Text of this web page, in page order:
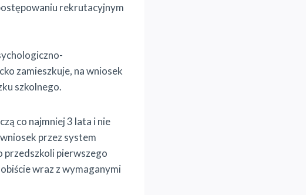
rekrutacyjnym
zamieszkuje, na wniosek
szkolnego.
co najmniej 3 lata i nie
przez system
przedszkoli pierwszego
wraz z wymaganymi